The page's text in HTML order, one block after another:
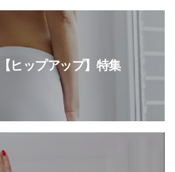
ヒップアップ】特集